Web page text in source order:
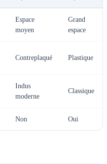
Espace
moyen
Grand
espace
Contreplaqué Plastique
Indus
moderne
Classique
Non Oui